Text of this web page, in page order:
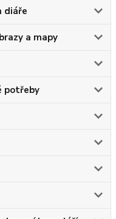
diáře
a mapy
potřeby